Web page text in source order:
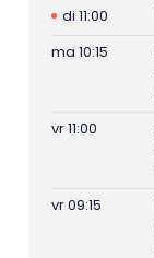
di 11:00
ma 10:15
vr 11:00
vr 09:15